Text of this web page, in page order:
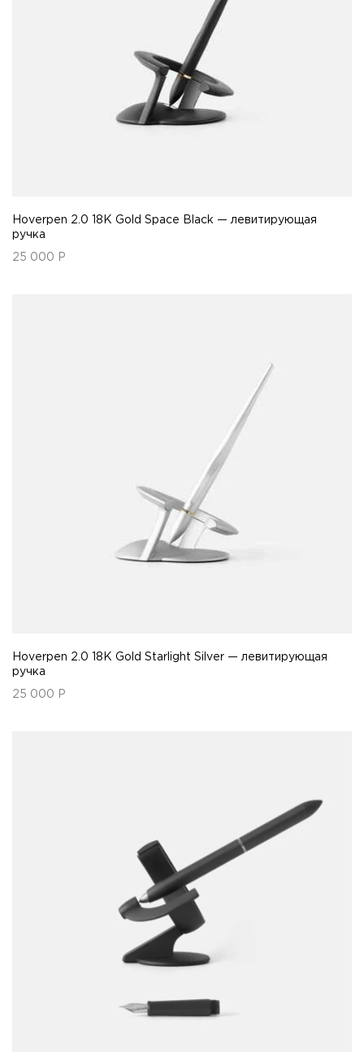
Hoverpen 2.0 18K Gold Space Black — левитирующая
ручка
25 000 Р
Hoverpen 2.0 18K Gold Starlight Silver — левитирующая
ручка
25 000 Р